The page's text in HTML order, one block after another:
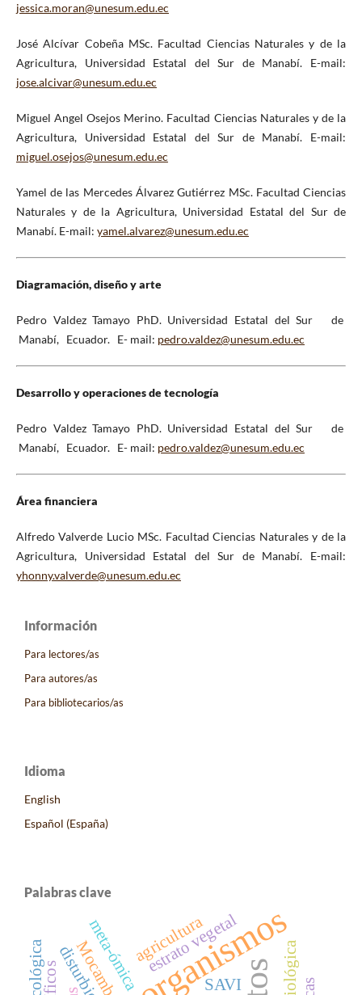
jessica.moran@unesum.edu.ec
José Alcívar Cobeña MSc. Facultad Ciencias Naturales y de la
Agricultura, Universidad Estatal del Sur de Manabí. E-mail:
jose.alcivar@unesum.edu.ec
Miguel Angel Osejos Merino. Facultad Ciencias Naturales y de la
Agricultura, Universidad Estatal del Sur de Manabí. E-mail:
miguel.osejos@unesum.edu.ec
Yamel de las Mercedes Álvarez Gutiérrez MSc. Facultad Ciencias
Naturales y de la Agricultura, Universidad Estatal del Sur de
Manabí. E-mail: yamel.alvarez@unesum.edu.ec
Diagramación, diseño y arte
Pedro Valdez Tamayo PhD. Universidad Estatal del Sur de
Manabí, Ecuador. E- mail: pedro.valdez@unesum.edu.ec
Desarrollo y operaciones de tecnología
Pedro Valdez Tamayo PhD. Universidad Estatal del Sur de
Manabí, Ecuador. E- mail: pedro.valdez@unesum.edu.ec
Área financiera
Alfredo Valverde Lucio MSc. Facultad Ciencias Naturales y de la
Agricultura, Universidad Estatal del Sur de Manabí. E-mail:
yhonny.valverde@unesum.edu.ec
Información
Para lectores/as
Para autores/as
Para bibliotecarios/as
Idioma
English
Español (España)
Palabras clave
disturbios estrato vegetal
meta-ómicaagricultura
Mocambo SAVI